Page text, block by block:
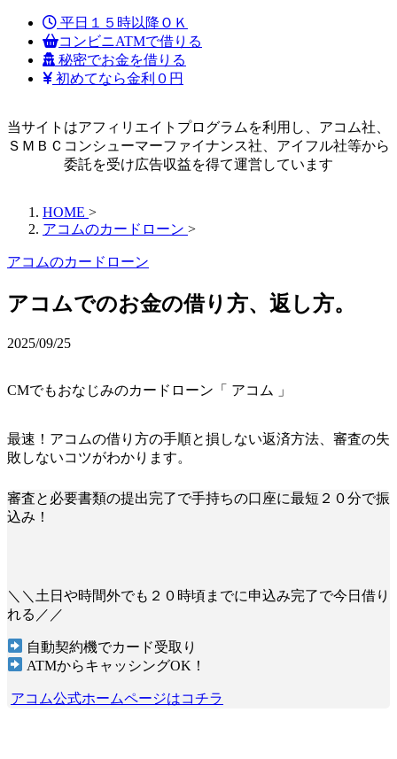
平日１５時以降ＯＫ
コンビニATMで借りる
秘密でお金を借りる
初めてなら金利０円
当サイトはアフィリエイトプログラムを利用し、アコム社、
ＳＭＢＣコンシューマーファイナンス社、アイフル社等から
委託を受け広告収益を得て運営しています
HOME >
アコムのカードローン >
アコムのカードローン
アコムでのお金の借り方、返し方。
2025/09/25
CMでもおなじみのカードローン「 アコム 」
最速！アコムの借り方の手順と損しない返済方法、審査の失
敗しないコツがわかります。
審査と必要書類の提出完了で手持ちの口座に最短２０分で振
込み！
＼＼土日や時間外でも２０時頃までに申込み完了で今日借り
れる／／
自動契約機でカード受取り
ATMからキャッシングOK！
アコム公式ホームページはコチラ